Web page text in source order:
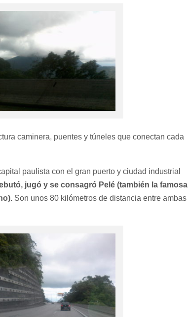
caminera, puentes y túneles que conectan cada
paulista con el gran puerto y ciudad industrial
jugó y se consagró Pelé (también la famosa
Son unos 80 kilómetros de distancia entre ambas